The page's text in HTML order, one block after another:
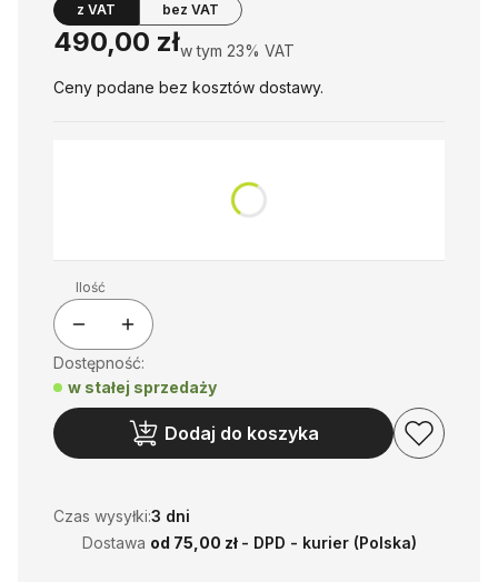
z VAT bez VAT
Cena
490,00 złw tym 23% VAT
w tym 23% VAT
Ceny podane bez kosztów dostawy.
Ilość
Dostępność:
w stałej sprzedaży
Dodaj do koszyka
Czas wysyłki:3 dni
Dostawa od 75,00 zł - DPD - kurier (Polska)